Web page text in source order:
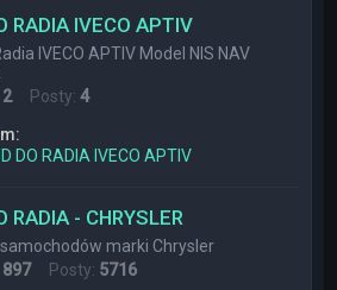
RADIA IVECO APTIV
IVECO APTIV Model NIS NAV
2Posty:4
DO RADIA IVECO APTIV
RADIA - CHRYSLER
samochodów marki Chrysler
897Posty: 5716